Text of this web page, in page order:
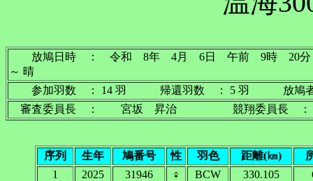
放鳩日時 ： 令和 8年 4月 6日 午前 9
～ 晴
参加羽数 ： 14 羽 帰還羽数 ： 5 羽 放鳩
審査委員長 ： 宮坂 昇治 競翔委員長
序列 生年 鳩番号 性 羽色 距離(㎞)
1
2025 31946 ♀ BCW 330.105